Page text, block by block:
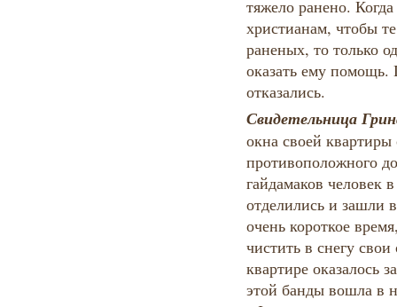
тяжело ранено.
христианам, чтобы
раненых, то только
оказать ему
отказались.
Свидетельница
окна своей
противоположного
гайдамаков человек
отделились и
очень короткое
чистить в снегу
квартире оказалось
этой банды вошла в